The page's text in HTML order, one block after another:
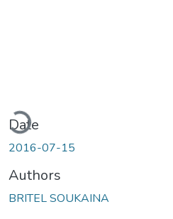
Date
2016-07-15
Authors
BRITEL SOUKAINA